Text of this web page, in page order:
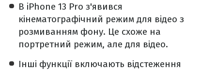
В iPhone 13 Pro з'явився
кінематографічний режим для відео з
розмиванням фону. Це схоже на
портретний режим, але для відео.
Інші функції включають відстеження